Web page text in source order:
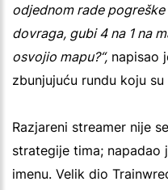
odjednom rade
dovraga, gubi 4 na 1 na
osvojio mapu?“, napisao
zbunjujuću rundu koju
Razjareni streamer nije
strategije tima; napadao
imenu. Velik dio